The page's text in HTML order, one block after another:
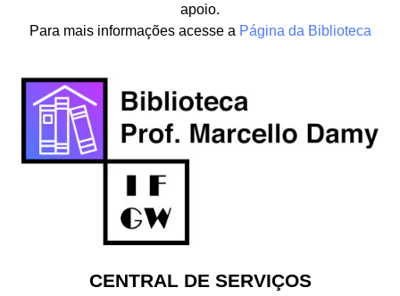
apoio.
Para mais informações acesse a Página da Biblioteca
CENTRAL DE SERVIÇOS